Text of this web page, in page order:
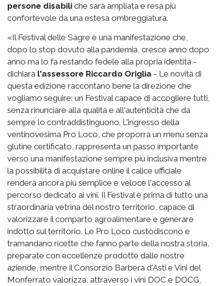
persone disabili che sarà ampliata e resa più
confortevole da una estesa ombreggiatura.
«Il Festival delle Sagre è una manifestazione che,
dopo lo stop dovuto alla pandemia, cresce anno dopo
anno ma lo fa restando fedele alla propria identità -
dichiara l'assessore Riccardo Origlia - Le novità di
questa edizione raccontano bene la direzione che
vogliamo seguire: un Festival capace di accogliere tutti,
senza rinunciare alla qualità e all'autenticità che da
sempre lo contraddistinguono. L'ingresso della
ventinovesima Pro Loco, che proporrà un menù senza
glutine certificato, rappresenta un passo importante
verso una manifestazione sempre più inclusiva mentre
la possibilità di acquistare online il calice ufficiale
renderà ancora più semplice e veloce l'accesso al
percorso dedicato ai vini. Il Festival è prima di tutto una
straordinaria vetrina del nostro territorio, capace di
valorizzare il comparto agroalimentare e generare
indotto sul territorio. Le Pro Loco custodiscono e
tramandano ricette che fanno parte della nostra storia,
preparate con eccellenze prodotte dalle nostre
aziende, mentre il Consorzio Barbera d'Asti e Vini del
Monferrato valorizza, attraverso i vini DOC e DOCG,